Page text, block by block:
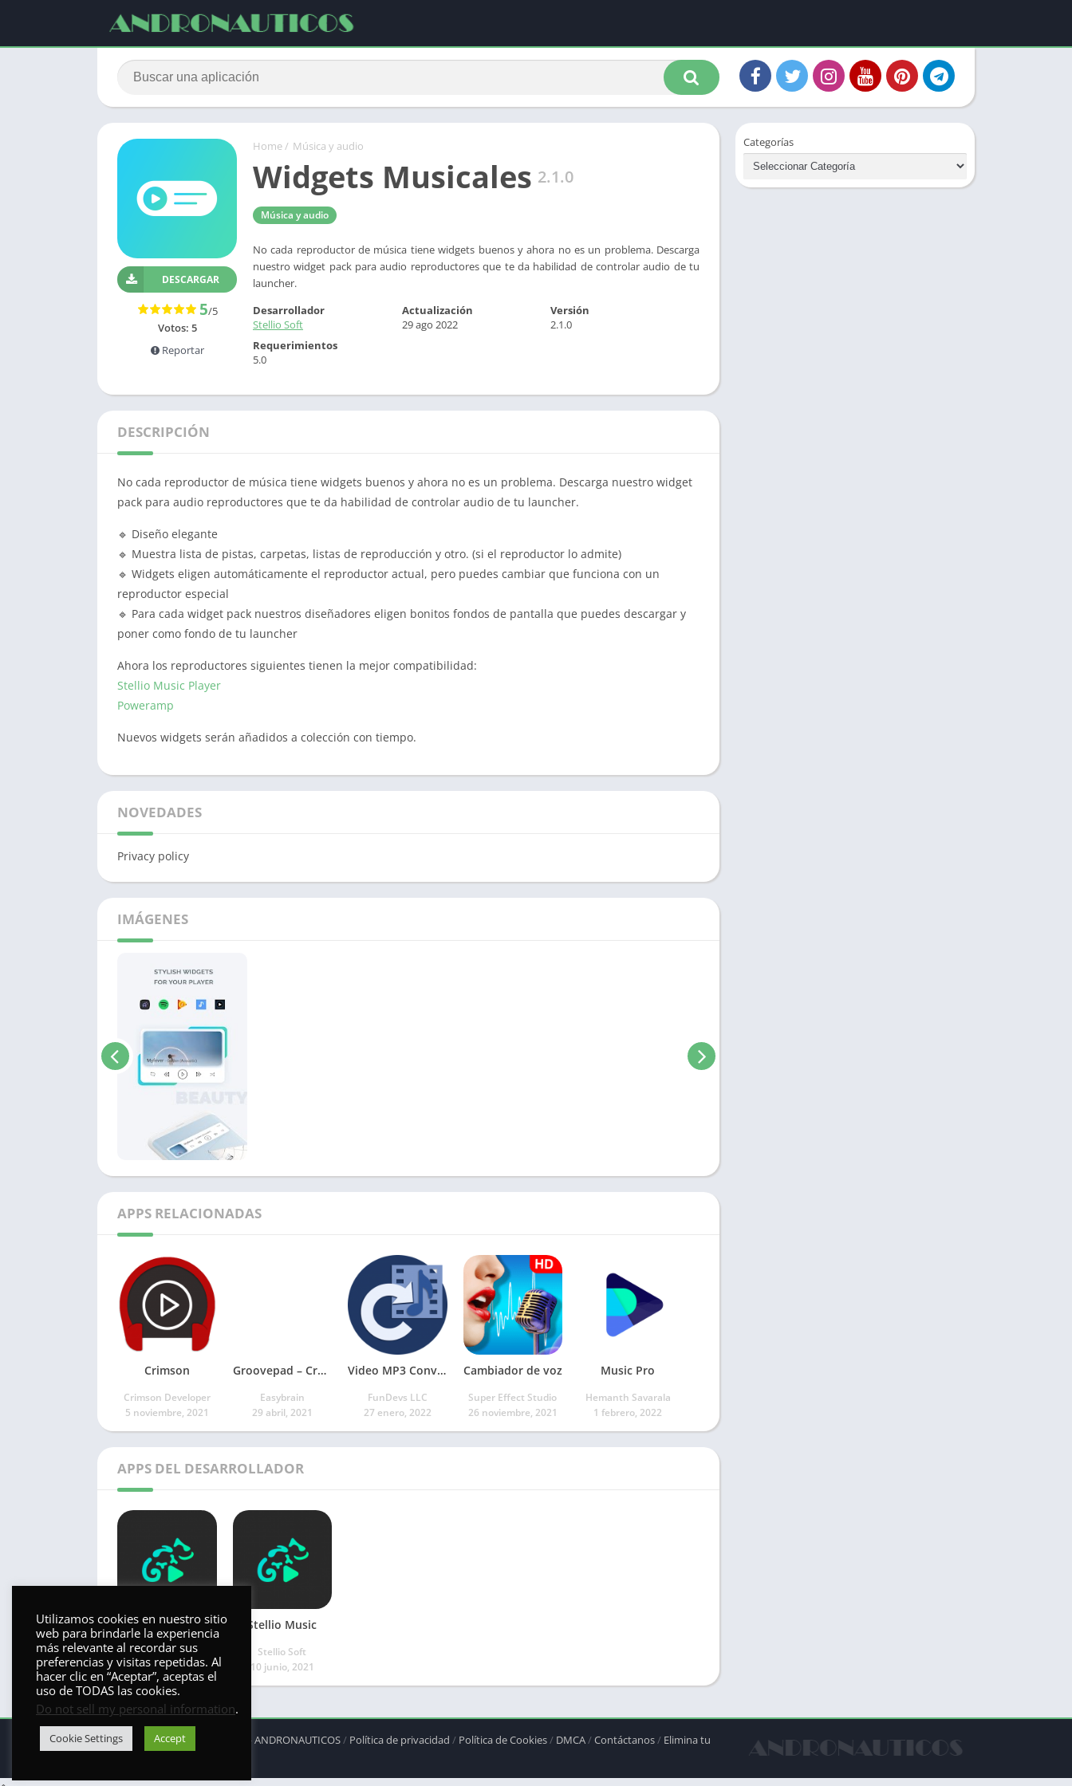
Home/ Música y audio
Widgets Musicales 2.1.0
Música y audio
No cada reproductor de música tiene widgets buenos y ahora no es un problema. Descarga
nuestro widget pack para audio reproductores que te da habilidad de controlar audio de tu
launcher.
DESCARGAR
5/5
Votos: 5
Reportar
Desarrollador
Stellio Soft
Actualización
29 ago 2022
Versión
2.1.0
Requerimientos
5.0
DESCRIPCIÓN
No cada reproductor de música tiene widgets buenos y ahora no es un problema. Descarga nuestro widget
pack para audio reproductores que te da habilidad de controlar audio de tu launcher.
🔹 Diseño elegante
🔹 Muestra lista de pistas, carpetas, listas de reproducción y otro. (si el reproductor lo admite)
🔹 Widgets eligen automáticamente el reproductor actual, pero puedes cambiar que funciona con un
reproductor especial
🔹 Para cada widget pack nuestros diseñadores eligen bonitos fondos de pantalla que puedes descargar y
poner como fondo de tu launcher
Ahora los reproductores siguientes tienen la mejor compatibilidad:
Stellio Music Player
Poweramp
Nuevos widgets serán añadidos a colección con tiempo.
NOVEDADES
Privacy policy
IMÁGENES
APPS RELACIONADAS
Crimson
Crimson Developer
5 noviembre, 2021
Groovepad – Creador de música y ritmos
Easybrain
29 abril, 2021
Video MP3 Converter
FunDevs LLC
27 enero, 2022
Cambiador de voz
Super Effect Studio
26 noviembre, 2021
Music Pro
Hemanth Savarala
1 febrero, 2022
APPS DEL DESARROLLADOR
Stellio
Stellio Soft
5 noviembre, 2021
Stellio Music
Stellio Soft
10 junio, 2021
Categorías
© 2025 - Derechos reservados -ANDRONAUTICOS/ Política de privacidad / Política de Cookies/ DMCA/Contáctanos/ Elimina tu
Utilizamos cookies en nuestro sitio
web para brindarle la experiencia
más relevante al recordar sus
preferencias y visitas repetidas. Al
hacer clic en “Aceptar”, aceptas el
uso de TODAS las cookies.
Do not sell my personal information.
Cookie Settings Accept